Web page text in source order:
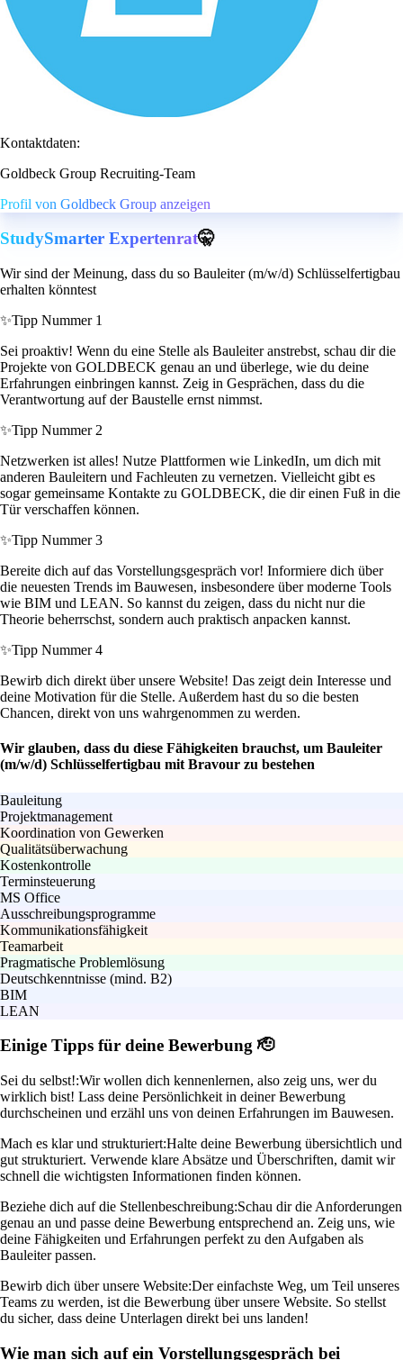
Kontaktdaten:
Goldbeck Group Recruiting-Team
Profil von Goldbeck Group anzeigen
StudySmarter Expertenrat🤫
Wir sind der Meinung, dass du so Bauleiter (m/w/d) Schlüsselfertigbau
erhalten könntest
✨Tipp Nummer 1
Sei proaktiv! Wenn du eine Stelle als Bauleiter anstrebst, schau dir die
Projekte von GOLDBECK genau an und überlege, wie du deine
Erfahrungen einbringen kannst. Zeig in Gesprächen, dass du die
Verantwortung auf der Baustelle ernst nimmst.
✨Tipp Nummer 2
Netzwerken ist alles! Nutze Plattformen wie LinkedIn, um dich mit
anderen Bauleitern und Fachleuten zu vernetzen. Vielleicht gibt es
sogar gemeinsame Kontakte zu GOLDBECK, die dir einen Fuß in die
Tür verschaffen können.
✨Tipp Nummer 3
Bereite dich auf das Vorstellungsgespräch vor! Informiere dich über
die neuesten Trends im Bauwesen, insbesondere über moderne Tools
wie BIM und LEAN. So kannst du zeigen, dass du nicht nur die
Theorie beherrschst, sondern auch praktisch anpacken kannst.
✨Tipp Nummer 4
Bewirb dich direkt über unsere Website! Das zeigt dein Interesse und
deine Motivation für die Stelle. Außerdem hast du so die besten
Chancen, direkt von uns wahrgenommen zu werden.
Wir glauben, dass du diese Fähigkeiten brauchst, um Bauleiter
(m/w/d) Schlüsselfertigbau mit Bravour zu bestehen
Bauleitung
Projektmanagement
Koordination von Gewerken
Qualitätsüberwachung
Kostenkontrolle
Terminsteuerung
MS Office
Ausschreibungsprogramme
Kommunikationsfähigkeit
Teamarbeit
Pragmatische Problemlösung
Deutschkenntnisse (mind. B2)
BIM
LEAN
Einige Tipps für deine Bewerbung 🫡
Sei du selbst!:Wir wollen dich kennenlernen, also zeig uns, wer du
wirklich bist! Lass deine Persönlichkeit in deiner Bewerbung
durchscheinen und erzähl uns von deinen Erfahrungen im Bauwesen.
Mach es klar und strukturiert:Halte deine Bewerbung übersichtlich und
gut strukturiert. Verwende klare Absätze und Überschriften, damit wir
schnell die wichtigsten Informationen finden können.
Beziehe dich auf die Stellenbeschreibung:Schau dir die Anforderungen
genau an und passe deine Bewerbung entsprechend an. Zeig uns, wie
deine Fähigkeiten und Erfahrungen perfekt zu den Aufgaben als
Bauleiter passen.
Bewirb dich über unsere Website:Der einfachste Weg, um Teil unseres
Teams zu werden, ist die Bewerbung über unsere Website. So stellst
du sicher, dass deine Unterlagen direkt bei uns landen!
Wie man sich auf ein Vorstellungsgespräch bei